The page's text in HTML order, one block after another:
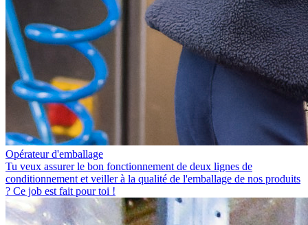
Opérateur d'emballage
Tu veux assurer le bon fonctionnement de deux lignes de
conditionnement et veiller à la qualité de l'emballage de nos produits
? Ce job est fait pour toi !